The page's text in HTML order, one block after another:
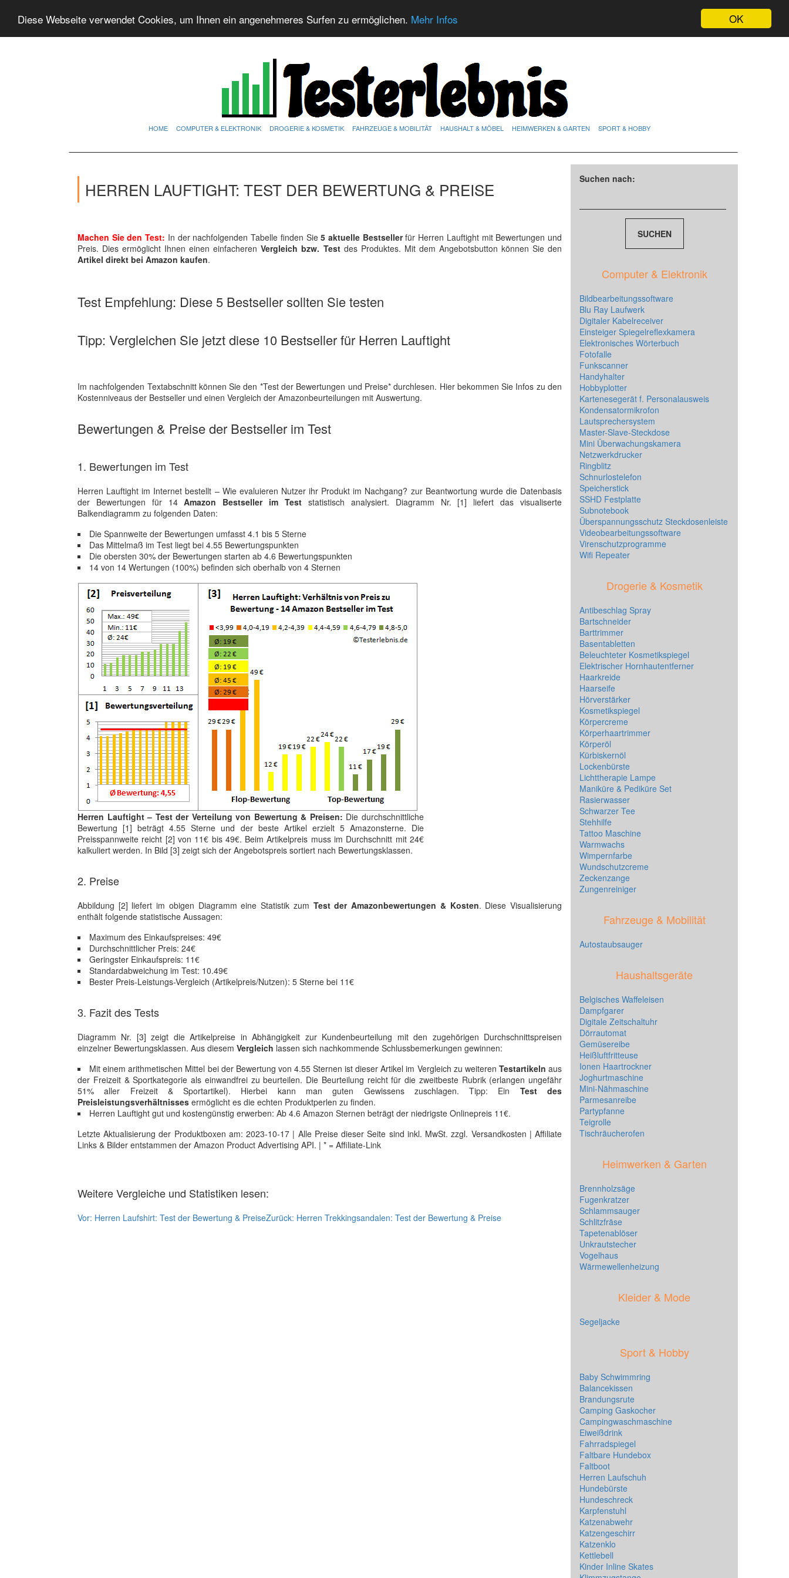
OK
Diese Webseite verwendet Cookies, um Ihnen ein angenehmeres Surfen zu ermöglichen. Mehr Infos
HOME COMPUTER & ELEKTRONIK DROGERIE & KOSMETIK FAHRZEUGE & MOBILITÄT HAUSHALT & MÖBEL HEIMWERKEN & GARTEN SPORT & HOBBY
HERREN LAUFTIGHT: TEST DER BEWERTUNG & PREISE
Machen Sie den Test: In der nachfolgenden Tabelle finden Sie5 aktuelle Bestsellerfür Herren Lauftight mit Bewertungen und
Preis. Dies ermöglicht Ihnen einen einfacherenVergleich bzw. Testdes Produktes. Mit dem Angebotsbutton können Sie den
Artikel direkt bei Amazon kaufen.
Test Empfehlung: Diese 5 Bestseller sollten Sie testen
Tipp: Vergleichen Sie jetzt diese 10 Bestseller für Herren Lauftight
Im nachfolgenden Textabschnitt können Sie den *Test der Bewertungen und Preise* durchlesen. Hier bekommen Sie Infos zu den
Kostenniveaus der Bestseller und einen Vergleich der Amazonbeurteilungen mit Auswertung.
Bewertungen & Preise der Bestseller im Test
1. Bewertungen im Test
Herren Lauftight im Internet bestellt – Wie evaluieren Nutzer ihr Produkt im Nachgang? zur Beantwortung wurde die Datenbasis
der Bewertungen für 14Amazon Bestseller im Test statistisch analysiert. Diagramm Nr. [1] liefert das visualiserte
Balkendiagramm zu folgenden Daten:
Die Spannweite der Bewertungen umfasst 4.1 bis 5 Sterne
Das Mittelmaß im Test liegt bei 4.55 Bewertungspunkten
Die obersten 30% der Bewertungen starten ab 4.6 Bewertungspunkten
14 von 14 Wertungen (100%) befinden sich oberhalb von 4 Sternen
Herren Lauftight – Test der Verteilung von Bewertung & Preisen: Die durchschnittliche
Bewertung [1] beträgt 4.55 Sterne und der beste Artikel erzielt 5 Amazonsterne. Die
Preisspannweite reicht [2] von 11€ bis 49€. Beim Artikelpreis muss im Durchschnitt mit 24€
kalkuliert werden. In Bild [3] zeigt sich der Angebotspreis sortiert nach Bewertungsklassen.
2. Preise
Abbildung [2] liefert im obigen Diagramm eine Statistik zum Test der Amazonbewertungen & Kosten. Diese Visualisierung
enthält folgende statistische Aussagen:
Maximum des Einkaufspreises: 49€
Durchschnittlicher Preis: 24€
Geringster Einkaufspreis: 11€
Standardabweichung im Test: 10.49€
Bester Preis-Leistungs-Vergleich (Artikelpreis/Nutzen): 5 Sterne bei 11€
3. Fazit des Tests
Diagramm Nr. [3] zeigt die Artikelpreise in Abhängigkeit zur Kundenbeurteilung mit den zugehörigen Durchschnittspreisen
einzelner Bewertungsklassen. Aus diesem Vergleich lassen sich nachkommende Schlussbemerkungen gewinnen:
Mit einem arithmetischen Mittel bei der Bewertung von 4.55 Sternen ist dieser Artikel im Vergleich zu weiteren Testartikeln aus
der Freizeit & Sportkategorie als einwandfrei zu beurteilen. Die Beurteilung reicht für die zweitbeste Rubrik (erlangen ungefähr
51% aller Freizeit & Sportartikel). Hierbei kann man guten Gewissens zuschlagen. Tipp: Ein Test des
Preisleistungsverhältnisses ermöglicht es die echten Produktperlen zu finden.
Herren Lauftight gut und kostengünstig erwerben: Ab 4.6 Amazon Sternen beträgt der niedrigste Onlinepreis 11€.
Letzte Aktualisierung der Produktboxen am: 2023-10-17 | Alle Preise dieser Seite sind inkl. MwSt. zzgl. Versandkosten | Affiliate
Links & Bilder entstammen der Amazon Product Advertising API. | * = Affiliate-Link
Weitere Vergleiche und Statistiken lesen:
Vor: Herren Laufshirt: Test der Bewertung & PreiseZurück: Herren Trekkingsandalen: Test der Bewertung & Preise
Suchen nach:
Computer & Elektronik
Bildbearbeitungssoftware
Blu Ray Laufwerk
Digitaler Kabelreceiver
Einsteiger Spiegelreflexkamera
Elektronisches Wörterbuch
Fotofalle
Funkscanner
Handyhalter
Hobbyplotter
Kartenesegerät f. Personalausweis
Kondensatormikrofon
Lautsprechersystem
Master-Slave-Steckdose
Mini Überwachungskamera
Netzwerkdrucker
Ringblitz
Schnurlostelefon
Speicherstick
SSHD Festplatte
Subnotebook
Überspannungsschutz Steckdosenleiste
Videobearbeitungssoftware
Virenschutzprogramme
Wifi Repeater
Drogerie & Kosmetik
Antibeschlag Spray
Bartschneider
Barttrimmer
Basentabletten
Beleuchteter Kosmetikspiegel
Elektrischer Hornhautentferner
Haarkreide
Haarseife
Hörverstärker
Kosmetikspiegel
Körpercreme
Körperhaartrimmer
Körperöl
Kürbiskernöl
Lockenbürste
Lichttherapie Lampe
Maniküre & Pediküre Set
Rasierwasser
Schwarzer Tee
Stehhilfe
Tattoo Maschine
Warmwachs
Wimpernfarbe
Wundschutzcreme
Zeckenzange
Zungenreiniger
Fahrzeuge & Mobilität
Autostaubsauger
Haushaltsgeräte
Belgisches Waffeleisen
Dampfgarer
Digitale Zeitschaltuhr
Dörrautomat
Gemüsereibe
Heißluftfritteuse
Ionen Haartrockner
Joghurtmaschine
Mini-Nähmaschine
Parmesanreibe
Partypfanne
Teigrolle
Tischräucherofen
Heimwerken & Garten
Brennholzsäge
Fugenkratzer
Schlammsauger
Schlitzfräse
Tapetenablöser
Unkrautstecher
Vogelhaus
Wärmewellenheizung
Kleider & Mode
Segeljacke
Sport & Hobby
Baby Schwimmring
Balancekissen
Brandungsrute
Camping Gaskocher
Campingwaschmaschine
Eiweißdrink
Fahrradspiegel
Faltbare Hundebox
Faltboot
Herren Laufschuh
Hundebürste
Hundeschreck
Karpfenstuhl
Katzenabwehr
Katzengeschirr
Katzenklo
Kettlebell
Kinder Inline Skates